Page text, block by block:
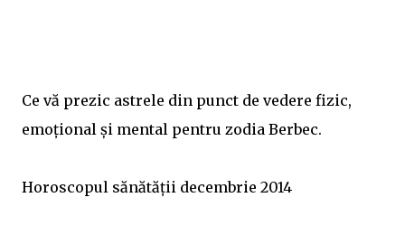
Ce vă prezic astrele din punct de vedere fizic,
emoțional și mental pentru zodia Berbec.
Horoscopul sănătății decembrie 2014